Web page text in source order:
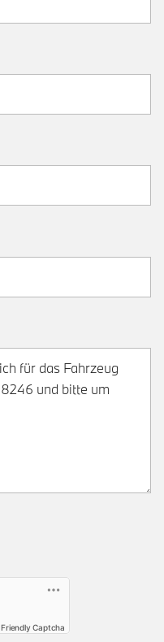
Friendly Captcha